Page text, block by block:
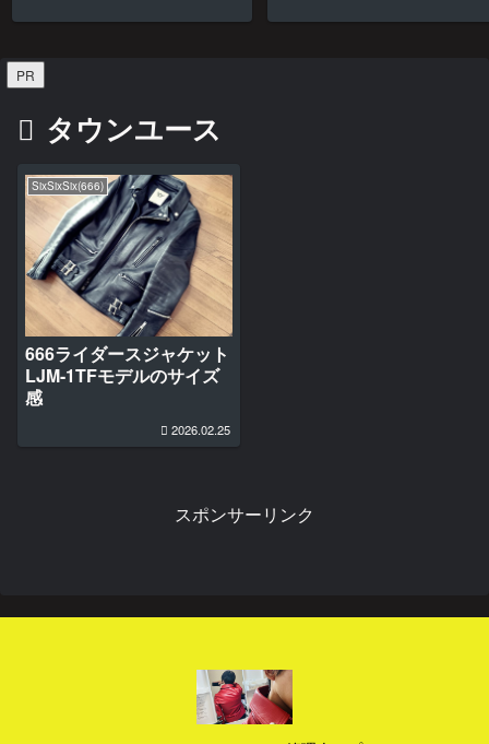
PR
タウンユース
SixSixSix(666)
666ライダースジャケット
LJM-1TFモデルのサイズ
感
2026.02.25
スポンサーリンク